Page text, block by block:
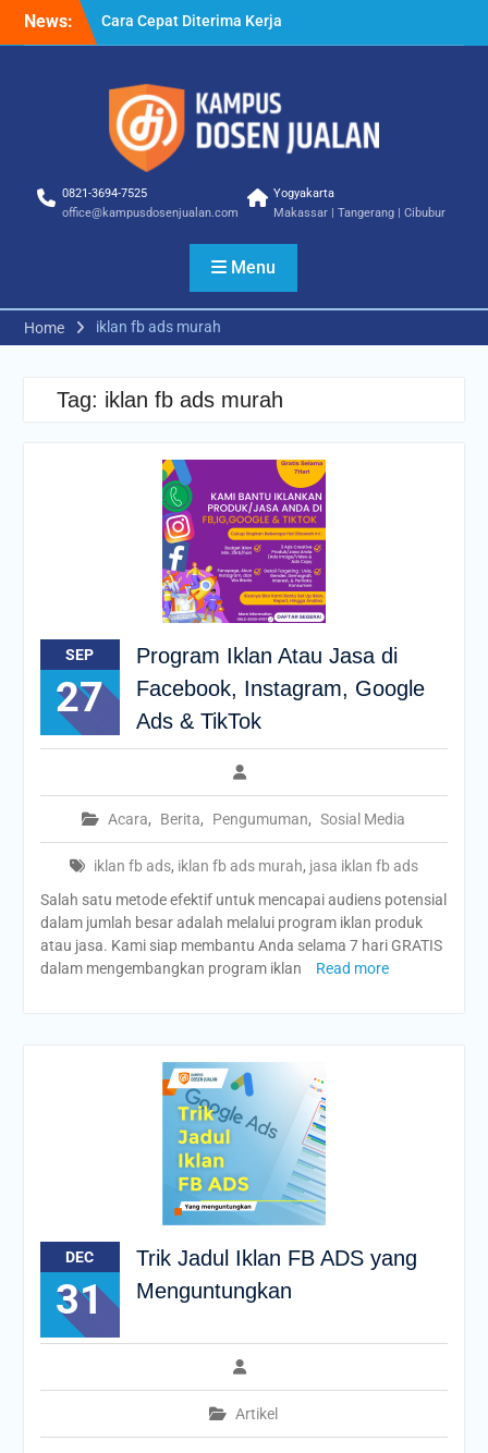
News:
Cara Cepat Diterima Kerja
– Tips Praktis yang Bisa
Cara Biar Dapat Pekerjaan
– Panduan Lengkap untuk
Pencari Kerja
Cara Dapat Pekerjaan –
Memperbesar Peluang
0821-3694-7525
office@kampusdosenjualan.com
Yogyakarta
Makassar | Tangerang | Cibubur
Menu
Home iklan fb ads murah
Tag: iklan fb ads murah
SEP
27
Program Iklan Atau Jasa di
Facebook, Instagram, Google
Ads & TikTok
Acara, Berita, Pengumuman, Sosial Media
iklan fb ads, iklan fb ads murah, jasa iklan fb ads
Salah satu metode efektif untuk mencapai audiens potensial
dalam jumlah besar adalah melalui program iklan produk
atau jasa. Kami siap membantu Anda selama 7 hari GRATIS
dalam mengembangkan program iklan
Read more
DEC
31
Trik Jadul Iklan FB ADS yang
Menguntungkan
Artikel